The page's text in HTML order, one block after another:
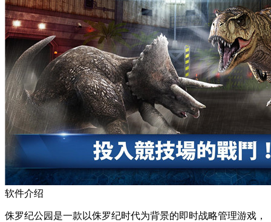
软件介绍
侏罗纪公园是一款以侏罗纪时代为背景的即时战略管理游戏，